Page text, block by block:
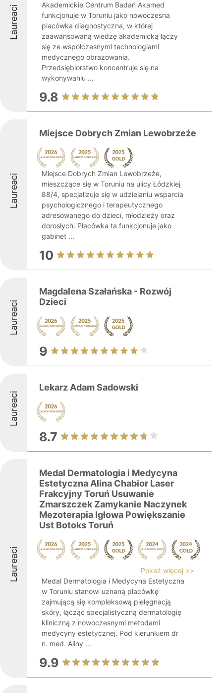
Laureaci
Akademickie Centrum Badań Akamed
funkcjonuje w Toruniu jako nowoczesna
placówka diagnostyczna, w której
zaawansowaną wiedzę akademicką łączy
się ze współczesnymi technologiami
medycznego obrazowania.
Przedsiębiorstwo koncentruje się na
wykonywaniu ...
9.8
Laureaci
Miejsce Dobrych Zmian Lewobrzeże
Miejsce Dobrych Zmian Lewobrzeże,
mieszczące się w Toruniu na ulicy Łódzkiej
88/4, specjalizuje się w udzielaniu wsparcia
psychologicznego i terapeutycznego
adresowanego do dzieci, młodzieży oraz
dorosłych. Placówka ta funkcjonuje jako
gabinet ...
10
Laureaci
Magdalena Szałańska - Rozwój
Dzieci
9
Laureaci
Lekarz Adam Sadowski
8.7
Laureaci
Medal Dermatologia i Medycyna
Estetyczna Alina Chabior Laser
Frakcyjny Toruń Usuwanie
Zmarszczek Zamykanie Naczynek
Mezoterapia Igłowa Powiększanie
Ust Botoks Toruń
Pokaż więcej >>
Medal Dermatologia i Medycyna Estetyczna
w Toruniu stanowi uznaną placówkę
zajmującą się kompleksową pielęgnacją
skóry, łącząc specjalistyczną dermatologię
kliniczną z nowoczesnymi metodami
medycyny estetycznej. Pod kierunkiem dr
n. med. Aliny ...
9.9